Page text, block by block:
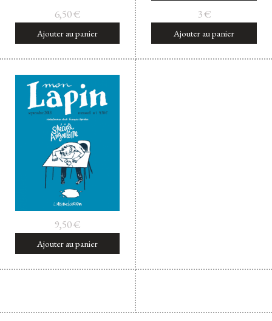
6,50€
Ajouter au panier
3€
Ajouter au panier
9,50€
Ajouter au panier